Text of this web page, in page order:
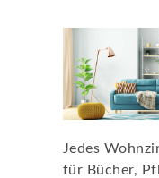
Jedes
für Bücher,